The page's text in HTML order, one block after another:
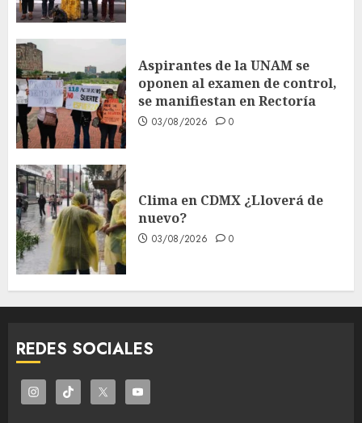
Aspirantes de la UNAM se
oponen al examen de control,
se manifiestan en Rectoría
03/08/2026 0
Clima en CDMX ¿Lloverá de
nuevo?
03/08/2026 0
REDES SOCIALES